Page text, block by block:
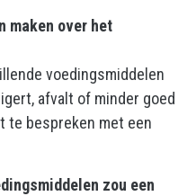
maken over het
voedingsmiddelen
afvalt of minder goed
te bespreken met een
zou een